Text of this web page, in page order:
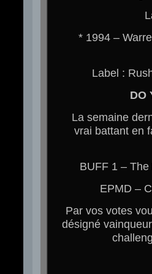
* 1994 –
Label :
DO
La semaine
vrai battant en
BUFF 1 –
EPMD –
Par vos votes
désigné